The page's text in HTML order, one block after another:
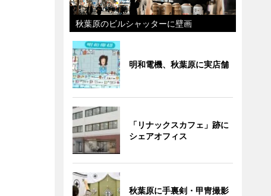
秋葉原のビルシャッターに壁画
明和電機、秋葉原に実店舗
「リナックスカフェ」跡に
シェアオフィス
秋葉原に手裏剣・甲冑撮影